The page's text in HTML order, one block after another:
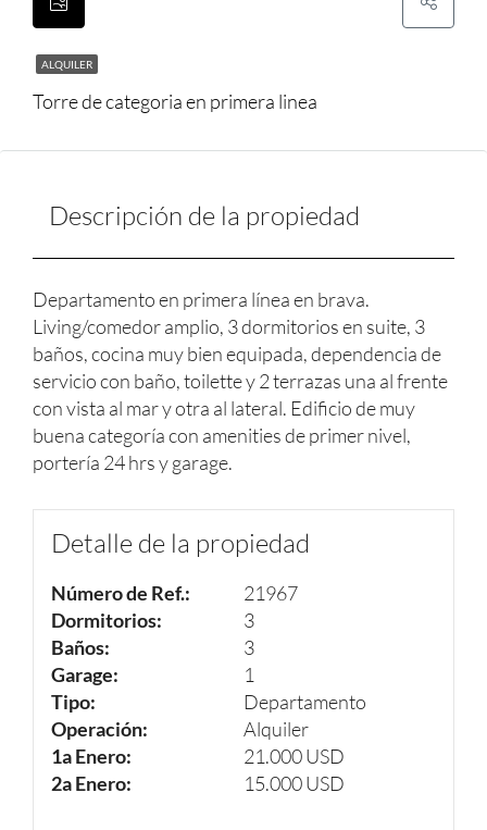
ALQUILER
Torre de categoria en primera linea
Descripción de la propiedad
Departamento en primera línea en brava.
Living/comedor amplio, 3 dormitorios en suite, 3
baños, cocina muy bien equipada, dependencia de
servicio con baño, toilette y 2 terrazas una al frente
con vista al mar y otra al lateral. Edificio de muy
buena categoría con amenities de primer nivel,
portería 24 hrs y garage.
Detalle de la propiedad
Número de Ref.:
21967
Dormitorios:
3
Baños:
3
Garage:
1
Tipo:
Departamento
Operación:
Alquiler
1a Enero:
21.000 USD
2a Enero:
15.000 USD